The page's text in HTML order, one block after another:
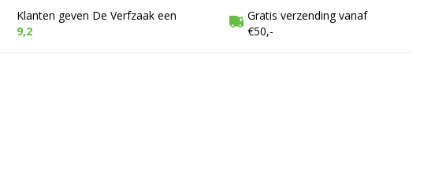
Klanten geven De Verfzaak een
9,2
Gratis verzending vanaf
€50,-